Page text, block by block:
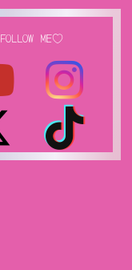
FOLLOW ME♡